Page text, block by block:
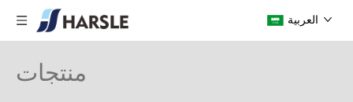
العربية
منتجات